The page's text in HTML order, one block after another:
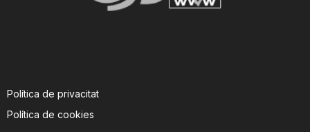
Política de privacitat
Política de cookies